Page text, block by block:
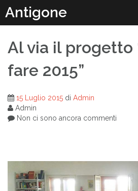
contenuto
Antigone
Al via il progetto
fare 2015”
15 Luglio 2015 di Admin
Admin
Non ci sono ancora commenti